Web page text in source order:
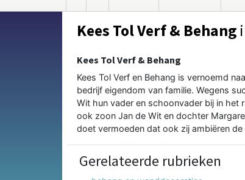
Kees Tol Verf & Behang
Kees Tol Verf & Behang
Kees Tol Verf en Behang is vernoemd
bedrijf eigendom van familie. Wegens
Wit hun vader en schoonvader bij in het
ook zoon Jan de Wit en dochter
doet vermoeden dat ook zij ambiëren
Gerelateerde rubrieken